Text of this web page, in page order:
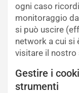
ogni caso
monitoraggio
si può uscire
network a cui si
visitare il nostro
Gestire i
strumenti